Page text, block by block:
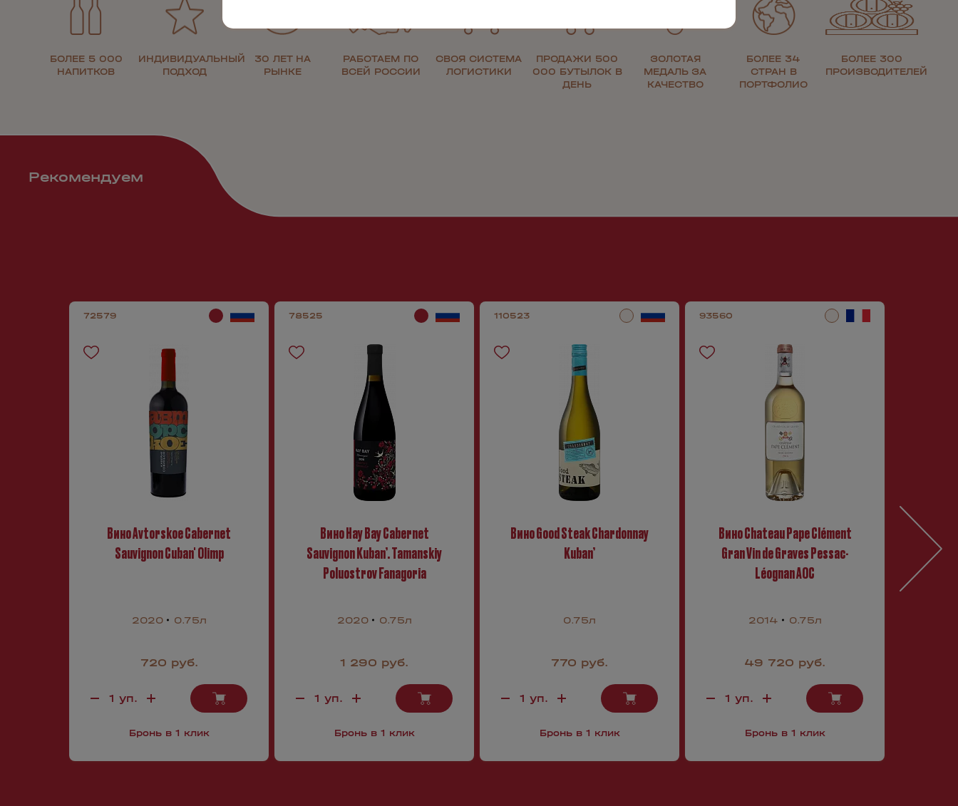
БОЛЕЕ 5 000
НАПИТКОВ
ИНДИВИДУАЛЬНЫЙ
ПОДХОД
30 ЛЕТ НА
РЫНКЕ
РАБОТАЕМ ПО
ВСЕЙ РОССИИ
СВОЯ СИСТЕМА
ЛОГИСТИКИ
ПРОДАЖИ 500
000 БУТЫЛОК В
ДЕНЬ
ЗОЛОТАЯ
МЕДАЛЬ ЗА
КАЧЕСТВО
БОЛЕЕ 34
СТРАН В
ПОРТФОЛИО
БОЛЕЕ 300
ПРОИЗВОДИТЕЛЕЙ
Рекомендуем
72579
Вино Avtorskoe Cabernet
Sauvignon Cuban' Olimp
2020 0.75л
720 руб.
Бронь в 1 клик
78525
Вино Hay Bay Cabernet
Sauvignon Kuban’. Tamanskiy
Poluostrov Fanagoria
2020 0.75л
1 290 руб.
Бронь в 1 клик
110523
Вино Good Steak Chardonnay
Kuban’
0.75л
770 руб.
Бронь в 1 клик
93560
Вино Chateau Pape Clément
Gran Vin de Graves Pessac-
Léognan AOC
2014 0.75л
49 720 руб.
Бронь в 1 клик
Вино 2